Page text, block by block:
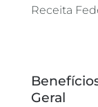
Receita
Geral